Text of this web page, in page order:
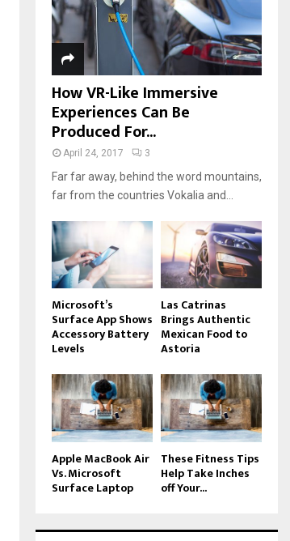
How VR-Like Immersive
Experiences Can Be
Produced For...
April 24, 2017 3
Far far away, behind the word mountains,
far from the countries Vokalia and...
Microsoft’s
Surface App Shows
Accessory Battery
Levels
Las Catrinas
Brings Authentic
Mexican Food to
Astoria
Apple MacBook Air
Vs. Microsoft
Surface Laptop
These Fitness Tips
Help Take Inches
off Your...